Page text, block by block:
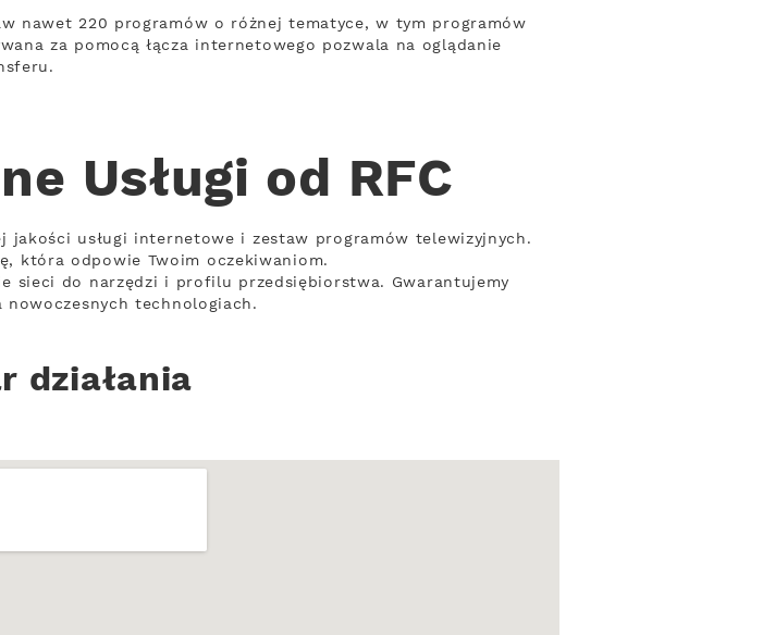
nawet 220 programów o różnej tematyce, w tym programów
za pomocą łącza internetowego pozwala na oglądanie
Usługi od RFC
jakości usługi internetowe i zestaw programów telewizyjnych.
która odpowie Twoim oczekiwaniom.
sieci do narzędzi i profilu przedsiębiorstwa. Gwarantujemy
technologiach.
działania